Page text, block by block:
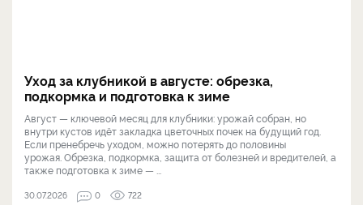
Уход за клубникой в августе: обрезка,
подкормка и подготовка к зиме
Август — ключевой месяц для клубники: урожай собран, но
внутри кустов идёт закладка цветочных почек на будущий год.
Если пренебречь уходом, можно потерять до половины
урожая. Обрезка, подкормка, защита от болезней и вредителей, а
также подготовка к зиме — ...
30.07.2026 0 722